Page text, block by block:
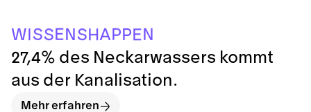
WISSE N SHAP PEN
27,4% des Neckarwassers kommt
aus der Kanalisation.
Mehr erfahren